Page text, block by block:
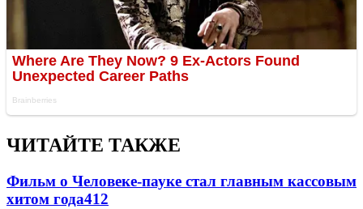
ЧИТАЙТЕ ТАКЖЕ
Фильм о Человеке-пауке стал главным кассовым
хитом года412